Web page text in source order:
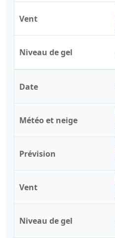
Vent
Niveau de gel
Date
Météo et neige
Prévision
Vent
Niveau de gel